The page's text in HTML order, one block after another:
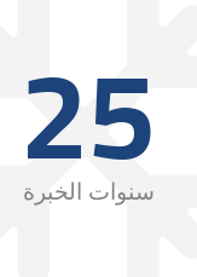
سنوات الخبرة
25